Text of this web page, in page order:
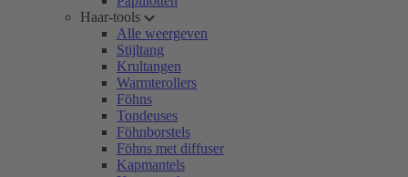
Haar-tools
Alle weergeven
Stijltang
Krultangen
Warmterollers
Föhns
Tondeuses
Föhnborstels
Föhns met diffuser
Kapmantels